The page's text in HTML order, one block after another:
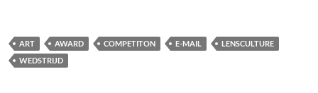
ART AWARD COMPETITON E-MAIL
LENSCULTURE
WEDSTRIJD